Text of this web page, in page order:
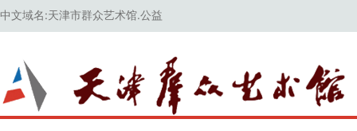
中文域名:天津市群众艺术馆.公益